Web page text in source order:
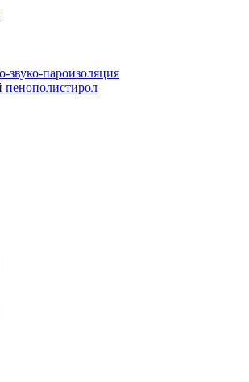
звуко-пароизоляция
пенополистирол